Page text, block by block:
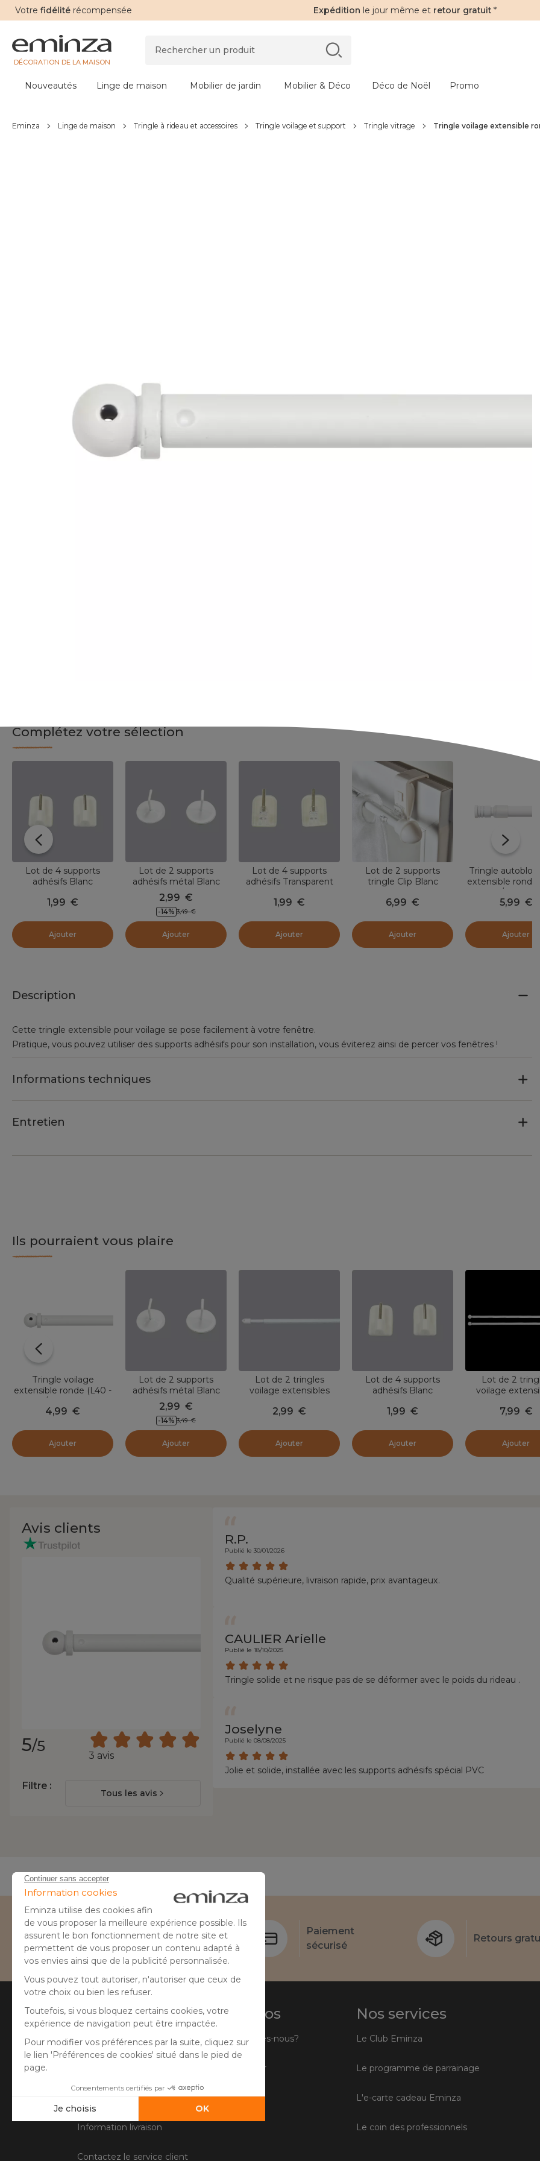
Votre fidélité récompensée Expédition le jour même et retour gratuit *
DÉCORATION DE LA MAISON
Nouveautés Linge de maison Mobilier de jardin Mobilier & Déco Déco de Noël Promo
Eminza Linge de maison Tringle à rideau et accessoires Tringle voilage et support Tringle vitrage Tringle voilage extensible
Complétez votre sélection
Lot de 4 supports
adhésifs Blanc
1,99 €
Ajouter
Lot de 2 supports
adhésifs métal Blanc
laqué
2,99 €
-14% 3,49 €
Ajouter
Lot de 4 supports
adhésifs Transparent
1,99 €
Ajouter
Lot de 2 supports
tringle Clip Blanc
6,99 €
Ajouter
Tringle
extensible ronde
80 cm / D10
Blanc satiné
5,99 €
Ajouter
Description
Cette tringle extensible pour voilage se pose facilement à votre fenêtre.
Pratique, vous pouvez utiliser des supports adhésifs pour son installation, vous éviterez ainsi de percer vos fenêtres !
Informations techniques
Entretien
Ils pourraient vous plaire
Tringle voilage
extensible ronde (L40 -
60 cm /D7 mm) Pietro
Blanc mat
4,99 €
Ajouter
Lot de 2 supports
adhésifs métal Blanc
laqué
2,99 €
-14% 3,49 €
Ajouter
Lot de 2 tringles
voilage extensibles
Rona Blanche
2,99 €
Ajouter
Lot de 4 supports
adhésifs Blanc
1,99 €
Ajouter
Lot de 2
voilage
Rona Blanche
7,99 €
Ajouter
Avis clients
5/5
3 avis
Filtre :
Tous les avis
R.P.
Publié le 30/01/2026
Qualité supérieure, livraison rapide, prix avantageux.
CAULIER Arielle
Publié le 18/10/2025
Tringle solide et ne risque pas de se déformer avec le poids du rideau .
Joselyne
Publié le 08/08/2025
Jolie et solide, installée avec les supports adhésifs spécial PVC
Besoin d'aide ?
04 50 65 10 12
Paiement
sécurisé
Retours
Aide
Suivre ma commande
Questions fréquentes
Information livraison
Contactez le service client
A propos
Qui sommes-nous?
Côté Atelier
Nos services
Le Club Eminza
Le programme de parrainage
L'e-carte cadeau Eminza
Le coin des professionnels